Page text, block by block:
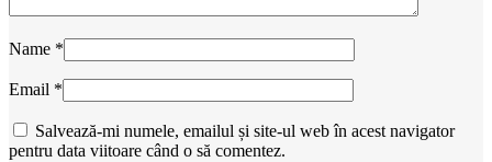
Name *
Email *
Salvează-mi numele, emailul și site-ul web în acest navigator
pentru data viitoare când o să comentez.